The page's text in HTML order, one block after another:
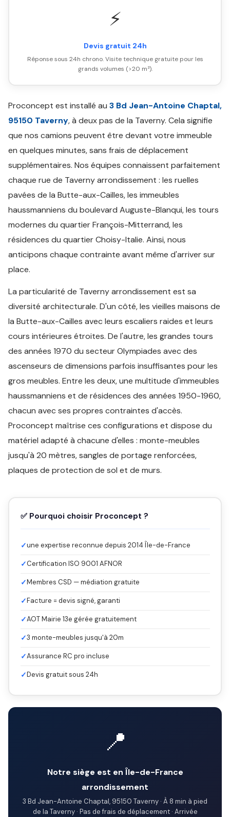
⚡
Devis gratuit 24h
Réponse sous 24h chrono. Visite technique gratuite pour les
grands volumes (>20 m³).
Proconcept est installé au 3 Bd Jean-Antoine Chaptal,
95150 Taverny, à deux pas de la Taverny. Cela signifie
que nos camions peuvent être devant votre immeuble
en quelques minutes, sans frais de déplacement
supplémentaires. Nos équipes connaissent parfaitement
chaque rue de Taverny arrondissement : les ruelles
pavées de la Butte-aux-Cailles, les immeubles
haussmanniens du boulevard Auguste-Blanqui, les tours
modernes du quartier François-Mitterrand, les
résidences du quartier Choisy-Italie. Ainsi, nous
anticipons chaque contrainte avant même d'arriver sur
place.
La particularité de Taverny arrondissement est sa
diversité architecturale. D'un côté, les vieilles maisons de
la Butte-aux-Cailles avec leurs escaliers raides et leurs
cours intérieures étroites. De l'autre, les grandes tours
des années 1970 du secteur Olympiades avec des
ascenseurs de dimensions parfois insuffisantes pour les
gros meubles. Entre les deux, une multitude d'immeubles
haussmanniens et de résidences des années 1950-1960,
chacun avec ses propres contraintes d'accès.
Proconcept maîtrise ces configurations et dispose du
matériel adapté à chacune d'elles : monte-meubles
jusqu'à 20 mètres, sangles de portage renforcées,
plaques de protection de sol et de murs.
✅ Pourquoi choisir Proconcept ?
✓une expertise reconnue depuis 2014 Île-de-France
✓Certification ISO 9001 AFNOR
✓Membres CSD — médiation gratuite
✓Facture = devis signé, garanti
✓AOT Mairie 13e gérée gratuitement
✓3 monte-meubles jusqu'à 20m
✓Assurance RC pro incluse
✓Devis gratuit sous 24h
📍
Notre siège est en Île-de-France
arrondissement
3 Bd Jean-Antoine Chaptal, 95150 Taverny · À 8 min à pied
de la Taverny · Pas de frais de déplacement · Arrivée